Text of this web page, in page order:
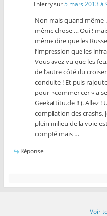
Thierrysur5 mars 2013 à
Non mais quand même
même chose … Oui !
même dire que les
l’impression que les
Vous avez vu que les
de l’autre côté du
conduite ! Et puis
pour »commencer » a
Geekattitu.de !!!). Allez !
compilation des crashs,
plein milieu de la voie
compté mais …
Réponse
Voir